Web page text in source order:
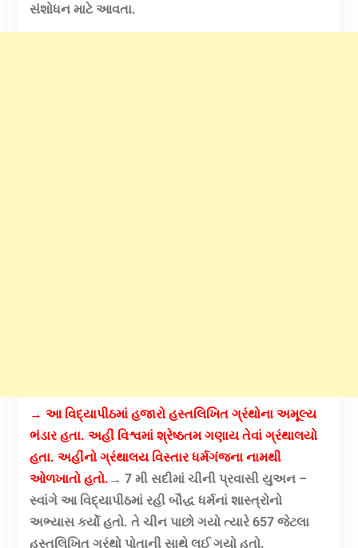
સંશોધન માટે આવતા.
→ આ વિદ્યાપીઠમાં હજારો હસ્તલિખિત ગ્રંથોના અમૂલ્ય
ભંડાર હતા. અહીં વિશ્વમાં શ્રેષ્ઠતમ ગણાય તેવાં ગ્રંથાલયો
હતા. અહીંનો ગ્રંથાલય વિસ્તાર ધર્મગંજના નામથી
ઓળખાતો હતો. → 7 મી સદીમાં ચીની પ્રવાસી યુઅન –
સ્વાંગે આ વિદ્યાપીઠમાં રહી બૌદ્ધ ધર્મનાં શાસ્ત્રોનો
અભ્યાસ કર્યો હતો. તે ચીન પાછો ગયો ત્યારે 657 જેટલા
હસ્તલિખિત ગ્રંથો પોતાની સાથે લઈ ગયો હતો.